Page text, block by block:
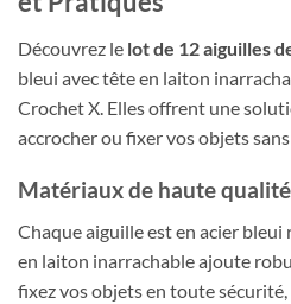
Découvrez le lot de 12 aiguilles
bleui avec tête en laiton
Crochet X. Elles offrent une
accrocher ou fixer vos objets
Matériaux de haute qualité
Chaque aiguille est en acier
en laiton inarrachable ajoute
fixez vos objets en toute